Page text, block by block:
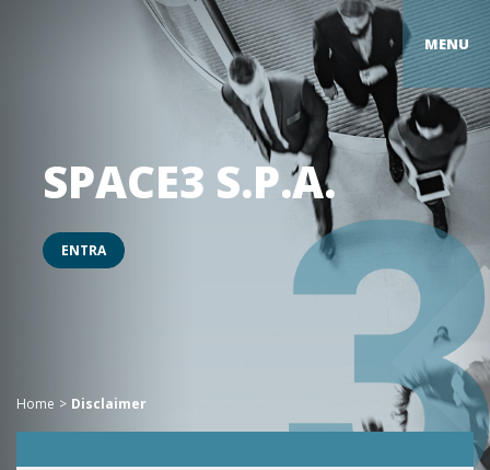
MENU
SPACE3 S.P.A.
ENTRA
Home Disclaimer